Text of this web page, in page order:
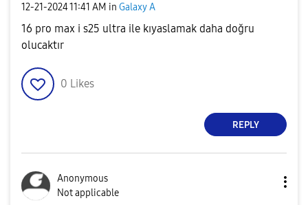
‎12-21-202411:41 AM in Galaxy A
16 pro max i s25 ultra ile kıyaslamak daha doğru
olucaktır
0 Likes
REPLY
Anonymous
Not applicable